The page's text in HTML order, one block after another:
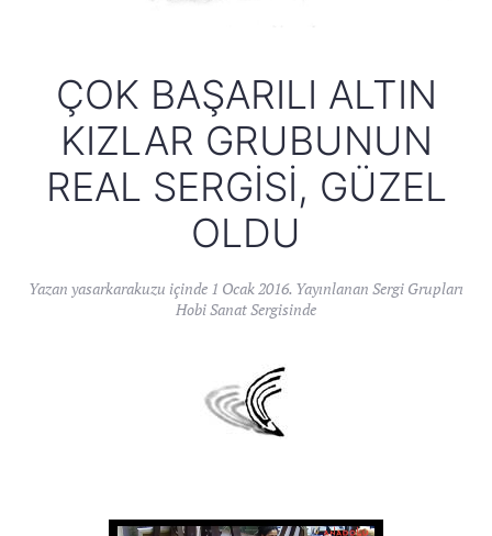
ÇOK BAŞARILI ALTIN
KIZLAR GRUBUNUN
REAL SERGISI, GÜZEL
OLDU
Yazan yasarkarakuzu içinde 1 Ocak 2016. Yayınlanan Sergi Grupları
Hobi Sanat Sergisinde